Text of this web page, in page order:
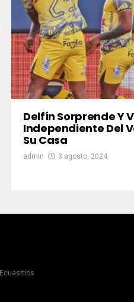
Delfín Sorprende Y
Independiente Del
Su Casa
admin 3 agosto, 2024
Ecuasitios